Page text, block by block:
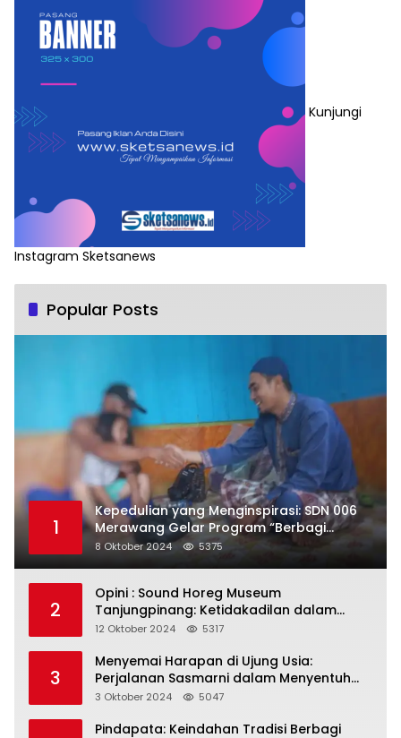
Kunjungi
Instagram Sketsanews
Popular Posts
1
Kepedulian yang Menginspirasi: SDN 006
Merawang Gelar Program “Berbagi
Segenggam Beras”
8 Oktober 2024 5375
2
Opini : Sound Horeg Museum
Tanjungpinang: Ketidakadilan dalam
Representasi
12 Oktober 2024 5317
3
Menyemai Harapan di Ujung Usia:
Perjalanan Sasmarni dalam Menyentuh
Hati dan Jiwa
3 Oktober 2024 5047
Pindapata: Keindahan Tradisi Berbagi